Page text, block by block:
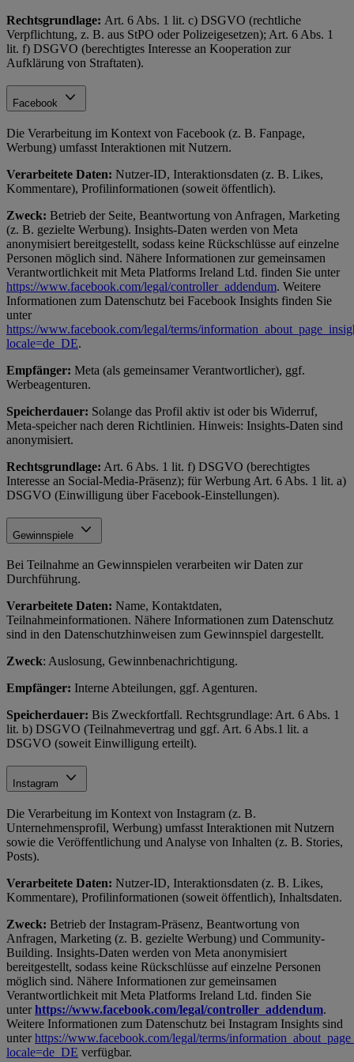
Rechtsgrundlage: Art. 6 Abs. 1 lit. c) DSGVO (rechtliche
Verpflichtung, z. B. aus StPO oder Polizeigesetzen); Art. 6 Abs. 1
lit. f) DSGVO (berechtigtes Interesse an Kooperation zur
Aufklärung von Straftaten).
Facebook
Die Verarbeitung im Kontext von Facebook (z. B. Fanpage,
Werbung) umfasst Interaktionen mit Nutzern.
Verarbeitete Daten: Nutzer-ID, Interaktionsdaten (z. B. Likes,
Kommentare), Profilinformationen (soweit öffentlich).
Zweck: Betrieb der Seite, Beantwortung von Anfragen, Marketing
(z. B. gezielte Werbung). Insights-Daten werden von Meta
anonymisiert bereitgestellt, sodass keine Rückschlüsse auf einzelne
Personen möglich sind. Nähere Informationen zur gemeinsamen
Verantwortlichkeit mit Meta Platforms Ireland Ltd. finden Sie unter
https://www.facebook.com/legal/controller_addendum. Weitere
Informationen zum Datenschutz bei Facebook Insights finden Sie
unter
https://www.facebook.com/legal/terms/
locale=de_DE.
Empfänger: Meta (als gemeinsamer Verantwortlicher), ggf.
Werbeagenturen.
Speicherdauer: Solange das Profil aktiv ist oder bis Widerruf,
Meta-speicher nach deren Richtlinien. Hinweis: Insights-Daten sind
anonymisiert.
Rechtsgrundlage: Art. 6 Abs. 1 lit. f) DSGVO (berechtigtes
Interesse an Social-Media-Präsenz); für Werbung Art. 6 Abs. 1 lit. a)
DSGVO (Einwilligung über Facebook-Einstellungen).
Gewinnspiele
Bei Teilnahme an Gewinnspielen verarbeiten wir Daten zur
Durchführung.
Verarbeitete Daten: Name, Kontaktdaten,
Teilnahmeinformationen. Nähere Informationen zum Datenschutz
sind in den Datenschutzhinweisen zum Gewinnspiel dargestellt.
Zweck: Auslosung, Gewinnbenachrichtigung.
Empfänger: Interne Abteilungen, ggf. Agenturen.
Speicherdauer: Bis Zweckfortfall. Rechtsgrundlage: Art. 6 Abs. 1
lit. b) DSGVO (Teilnahmevertrag und ggf. Art. 6 Abs.1 lit. a
DSGVO (soweit Einwilligung erteilt).
Instagram
Die Verarbeitung im Kontext von Instagram (z. B.
Unternehmensprofil, Werbung) umfasst Interaktionen mit Nutzern
sowie die Veröffentlichung und Analyse von Inhalten (z. B. Stories,
Posts).
Verarbeitete Daten: Nutzer-ID, Interaktionsdaten (z. B. Likes,
Kommentare), Profilinformationen (soweit öffentlich), Inhaltsdaten.
Zweck: Betrieb der Instagram-Präsenz, Beantwortung von
Anfragen, Marketing (z. B. gezielte Werbung) und Community-
Building. Insights-Daten werden von Meta anonymisiert
bereitgestellt, sodass keine Rückschlüsse auf einzelne Personen
möglich sind. Nähere Informationen zur gemeinsamen
Verantwortlichkeit mit Meta Platforms Ireland Ltd. finden Sie
unter https://www.facebook.com/legal/controller_addendum.
Weitere Informationen zum Datenschutz bei Instagram Insights sind
unter https://www.facebook.com/legal/terms/
locale=de_DE verfügbar.